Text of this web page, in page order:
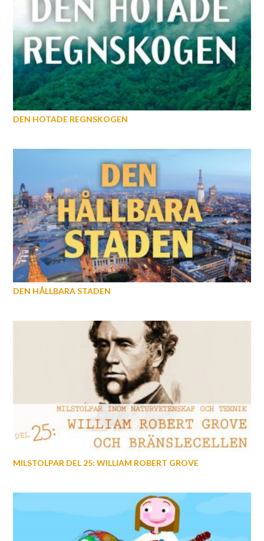
DEN HOTADE REGNSKOGEN
DEN HÅLLBARA STADEN
MILSTOLPAR DEL 25: WILLIAM ROBERT GROVE